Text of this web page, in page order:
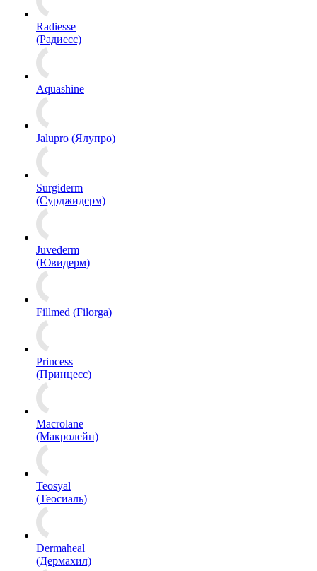
Radiesse
(Радиесс)
Aquashine
Jalupro (Ялупро)
Surgiderm
(Сурджидерм)
Juvederm
(Ювидерм)
Fillmed (Filorga)
Princess
(Принцесс)
Macrolane
(Макролейн)
Teosyal
(Теосиаль)
Dermaheal
(Дермахил)